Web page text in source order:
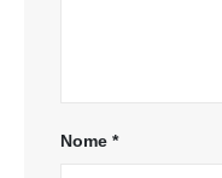
Nome *